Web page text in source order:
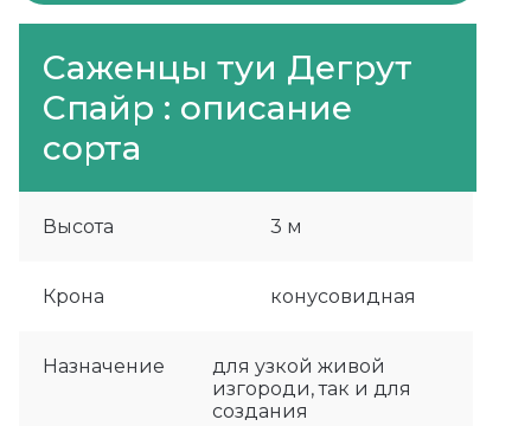
Штамбовые
Саженцы туи Дегрут
Спайр : описание
сорта
Высота 3 м
Крона конусовидная
Назначение
для узкой живой
изгороди, так и для
создания